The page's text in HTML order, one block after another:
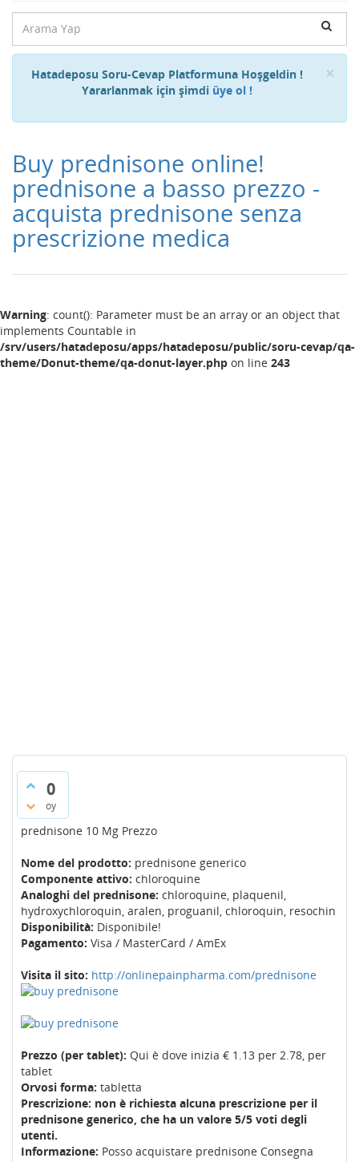
×
Hatadeposu Soru-Cevap Platformuna Hoşgeldin !
Yararlanmak için şimdi üye ol !
Buy prednisone online!
prednisone a basso prezzo -
acquista prednisone senza
prescrizione medica
Warning: count(): Parameter must be an array or an object that
implements Countable in
/srv/users/hatadeposu/apps/hatadeposu/public/soru-cevap/qa-
theme/Donut-theme/qa-donut-layer.php on line 243
0
oy
prednisone 10 Mg Prezzo
Nome del prodotto: prednisone generico
Componente attivo: chloroquine
Analoghi del prednisone: chloroquine, plaquenil,
hydroxychloroquin, aralen, proguanil, chloroquin, resochin
Disponibilità: Disponibile!
Pagamento: Visa / MasterCard / AmEx
Visita il sito: http://onlinepainpharma.com/prednisone
Prezzo (per tablet): Qui è dove inizia € 1.13 per 2.78, per
tablet
Orvosi forma: tabletta
Prescrizione: non è richiesta alcuna prescrizione per il
prednisone generico, che ha un valore 5/5 voti degli
utenti.
Informazione: Posso acquistare prednisone Consegna